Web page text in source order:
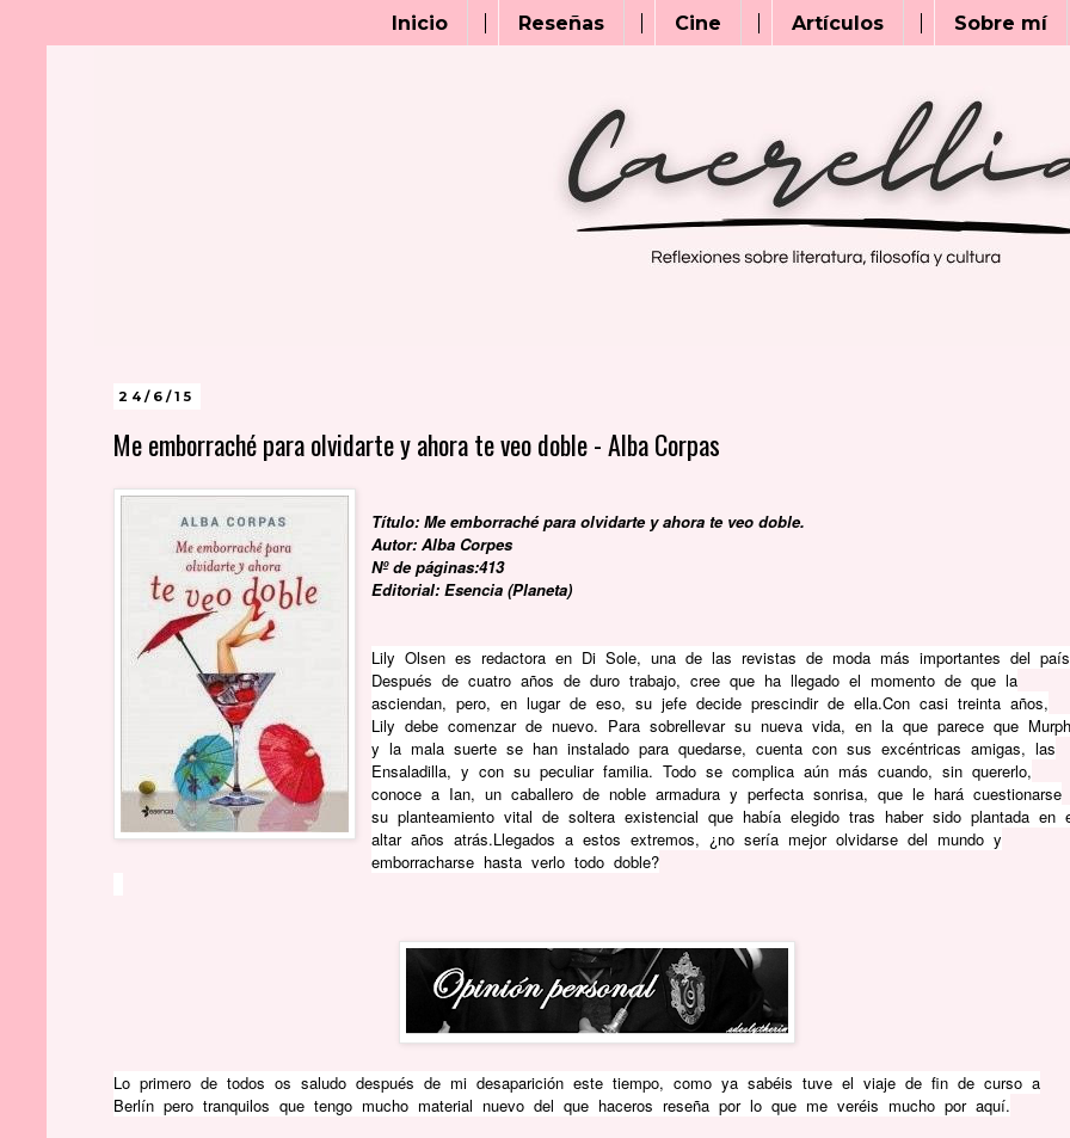
Inicio Reseñas Cine Artículos Sobre mí
24/6/15
Me emborraché para olvidarte y ahora te veo doble - Alba Corpas
Título: Me emborraché para olvidarte y ahora te veo doble.
Autor: Alba Corpes
Nº de páginas:413
Editorial: Esencia (Planeta)
Lily Olsen es redactora en Di Sole, una de las revistas de moda más importantes del
Después de cuatro años de duro trabajo, cree que ha llegado el momento de que la
asciendan, pero, en lugar de eso, su jefe decide prescindir de ella.Con casi treinta años,
Lily debe comenzar de nuevo. Para sobrellevar su nueva vida, en la que parece que
y la mala suerte se han instalado para quedarse, cuenta con sus excéntricas amigas, las
En­saladilla, y con su peculiar familia. Todo se complica aún más cuando, sin quererlo,
conoce a Ian, un caballero de noble ar­madura y perfecta sonrisa, que le hará cuestionarse
su planteamiento vital de soltera existencial que había elegido tras haber sido plantada en
altar años atrás.Llegados a estos extremos, ¿no sería mejor olvidarse del mundo y
emborracharse hasta verlo todo doble?
Lo primero de todos os saludo después de mi desaparición este tiempo, como ya sabéis tuve el viaje de fin de curso a
Berlín pero tranquilos que tengo mucho material nuevo del que haceros reseña por lo que me veréis mucho por aquí.